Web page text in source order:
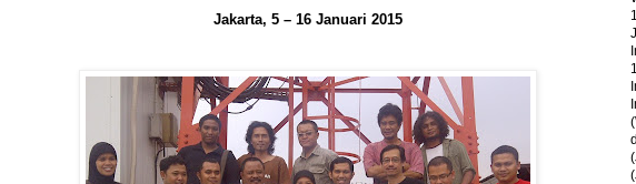
Jakarta, 5 – 16 Januari 2015